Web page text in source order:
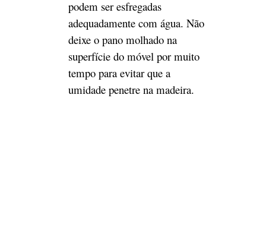
Conjunto de sofá jadeant min
Método / Etapa 4:
A cera em spray para cuidados
com móveis não pode ser